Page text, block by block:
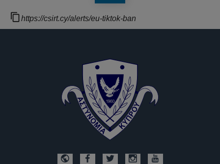
https://csirt.cy/alerts/eu-tiktok-ban